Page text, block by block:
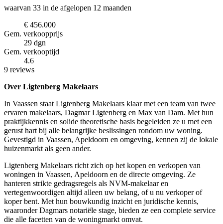
waarvan 33 in de afgelopen 12 maanden
€ 456.000
Gem. verkoopprijs
29 dgn
Gem. verkooptijd
4.6
9 reviews
Over Ligtenberg Makelaars
In Vaassen staat Ligtenberg Makelaars klaar met een team van twee
ervaren makelaars, Dagmar Ligtenberg en Max van Dam. Met hun
praktijkkennis en solide theoretische basis begeleiden ze u met een
gerust hart bij alle belangrijke beslissingen rondom uw woning.
Gevestigd in Vaassen, Apeldoorn en omgeving, kennen zij de lokale
huizenmarkt als geen ander.
Ligtenberg Makelaars richt zich op het kopen en verkopen van
woningen in Vaassen, Apeldoorn en de directe omgeving. Ze
hanteren strikte gedragsregels als NVM-makelaar en
vertegenwoordigen altijd alleen uw belang, of u nu verkoper of
koper bent. Met hun bouwkundig inzicht en juridische kennis,
waaronder Dagmars notariële stage, bieden ze een complete service
die alle facetten van de woningmarkt omvat.